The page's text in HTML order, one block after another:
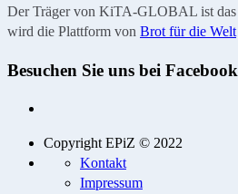
Der Träger von KiTA-GLOBAL ist das
wird die Plattform von Brot für die Welt
Besuchen Sie uns bei Facebook
Copyright EPiZ © 2022
Kontakt
Impressum